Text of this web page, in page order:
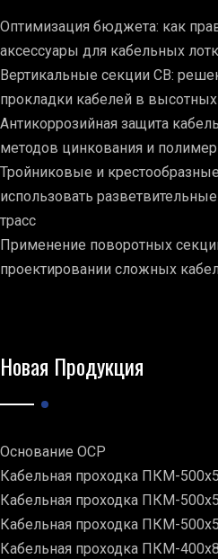
Оптимизация бюджета: как
аксессуары для кабельных
Вертикальные секции СВ:
прокладки кабелей в
Антикоррозийная защита
методов цинкования и
Тройниковые и
использовать
трасс
Применение поворотных
проектировании сложных
Новая Продукция
Основание ОСР
Кабельная проходка ПКМ-
Кабельная проходка ПКМ-
Кабельная проходка ПКМ-
Кабельная проходка ПКМ-